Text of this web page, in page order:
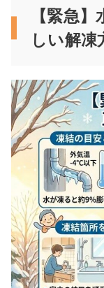
【緊急
しい解凍